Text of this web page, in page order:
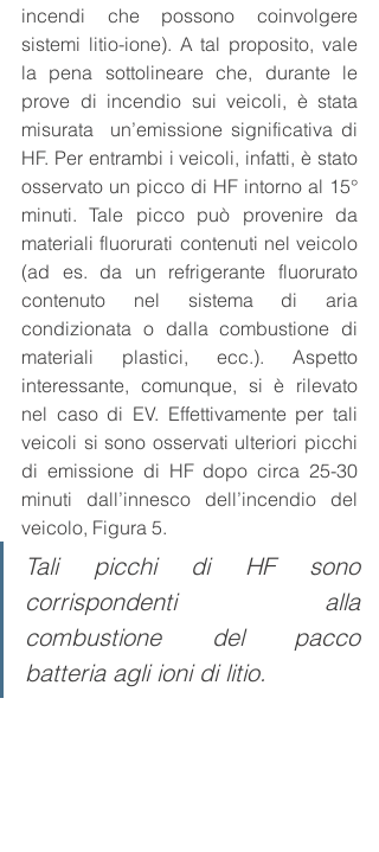
incendi che possono coinvolgere
sistemi litio-ione). A tal proposito, vale
la pena sottolineare che, durante le
prove di incendio sui veicoli, è stata
misurata  un’emissione significativa di
HF. Per entrambi i veicoli, infatti, è stato
osservato un picco di HF intorno al 15°
minuti. Tale picco può provenire da
materiali fluorurati contenuti nel veicolo
(ad es. da un refrigerante fluorurato
contenuto nel sistema di aria
condizionata o dalla combustione di
materiali plastici, ecc.). Aspetto
interessante, comunque, si è rilevato
nel caso di EV. Effettivamente per tali
veicoli si sono osservati ulteriori picchi
di emissione di HF dopo circa 25-30
minuti dall’innesco dell’incendio del
veicolo, Figura 5.
Tali picchi di HF sono
corrispondenti alla
combustione del pacco
batteria agli ioni di litio.